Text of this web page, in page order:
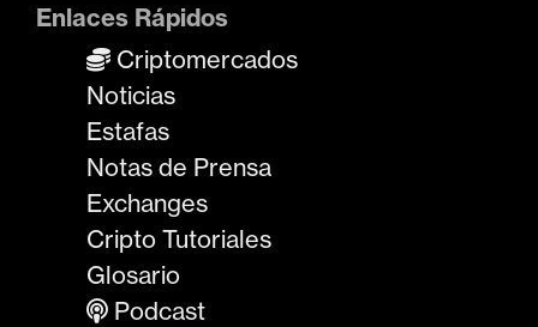
Enlaces Rápidos
Criptomercados
Noticias
Estafas
Notas de Prensa
Exchanges
Cripto Tutoriales
Glosario
Podcast